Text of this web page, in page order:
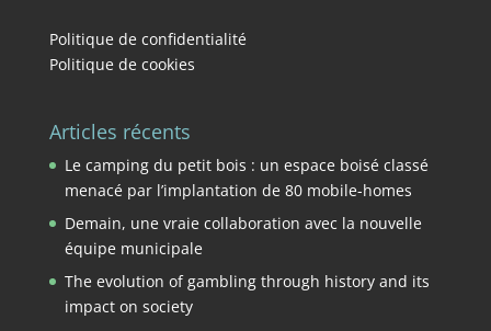
Politique de confidentialité
Politique de cookies
Articles récents
Le camping du petit bois : un espace boisé classé
menacé par l’implantation de 80 mobile-homes
Demain, une vraie collaboration avec la nouvelle
équipe municipale
The evolution of gambling through history and its
impact on society